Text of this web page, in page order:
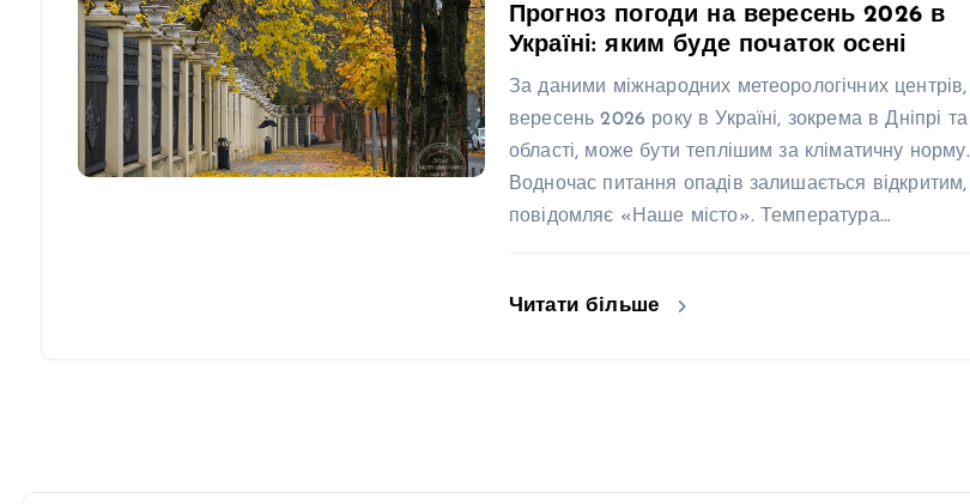
Прогноз погоди на вересень 2026 в
Україні: яким буде початок осені
За даними міжнародних метеорологічних центрів,
вересень 2026 року в Україні, зокрема в Дніпрі та
області, може бути теплішим за кліматичну норму.
Водночас питання опадів залишається відкритим,
повідомляє «Наше місто». Температура…
Читати більше